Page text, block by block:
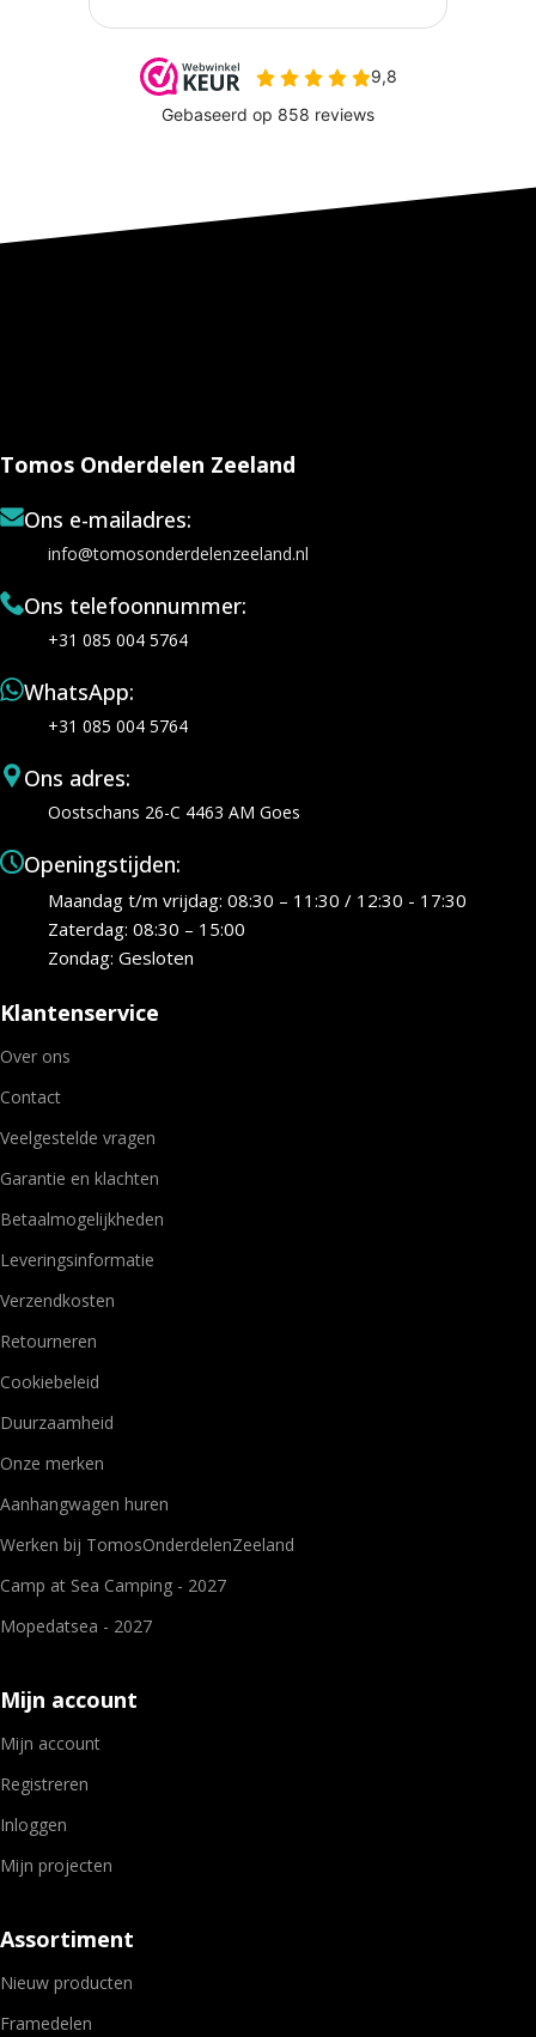
Tomos Onderdelen Zeeland
Ons e-mailadres:
info@tomosonderdelenzeeland.nl
Ons telefoonnummer:
+31 085 004 5764
WhatsApp:
+31 085 004 5764
Ons adres:
Oostschans 26-C 4463 AM Goes
Openingstijden:
Maandag t/m vrijdag: 08:30 – 11:30 / 12:30 - 17:30
Zaterdag: 08:30 – 15:00
Zondag: Gesloten
Klantenservice
Over ons
Contact
Veelgestelde vragen
Garantie en klachten
Betaalmogelijkheden
Leveringsinformatie
Verzendkosten
Retourneren
Cookiebeleid
Duurzaamheid
Onze merken
Aanhangwagen huren
Werken bij TomosOnderdelenZeeland
Camp at Sea Camping - 2027
Mopedatsea - 2027
Mijn account
Mijn account
Registreren
Inloggen
Mijn projecten
Assortiment
Nieuw producten
Framedelen